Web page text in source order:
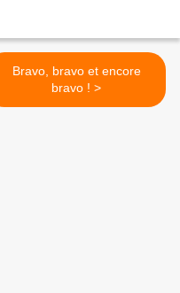
Bravo, bravo et encore
bravo ! >